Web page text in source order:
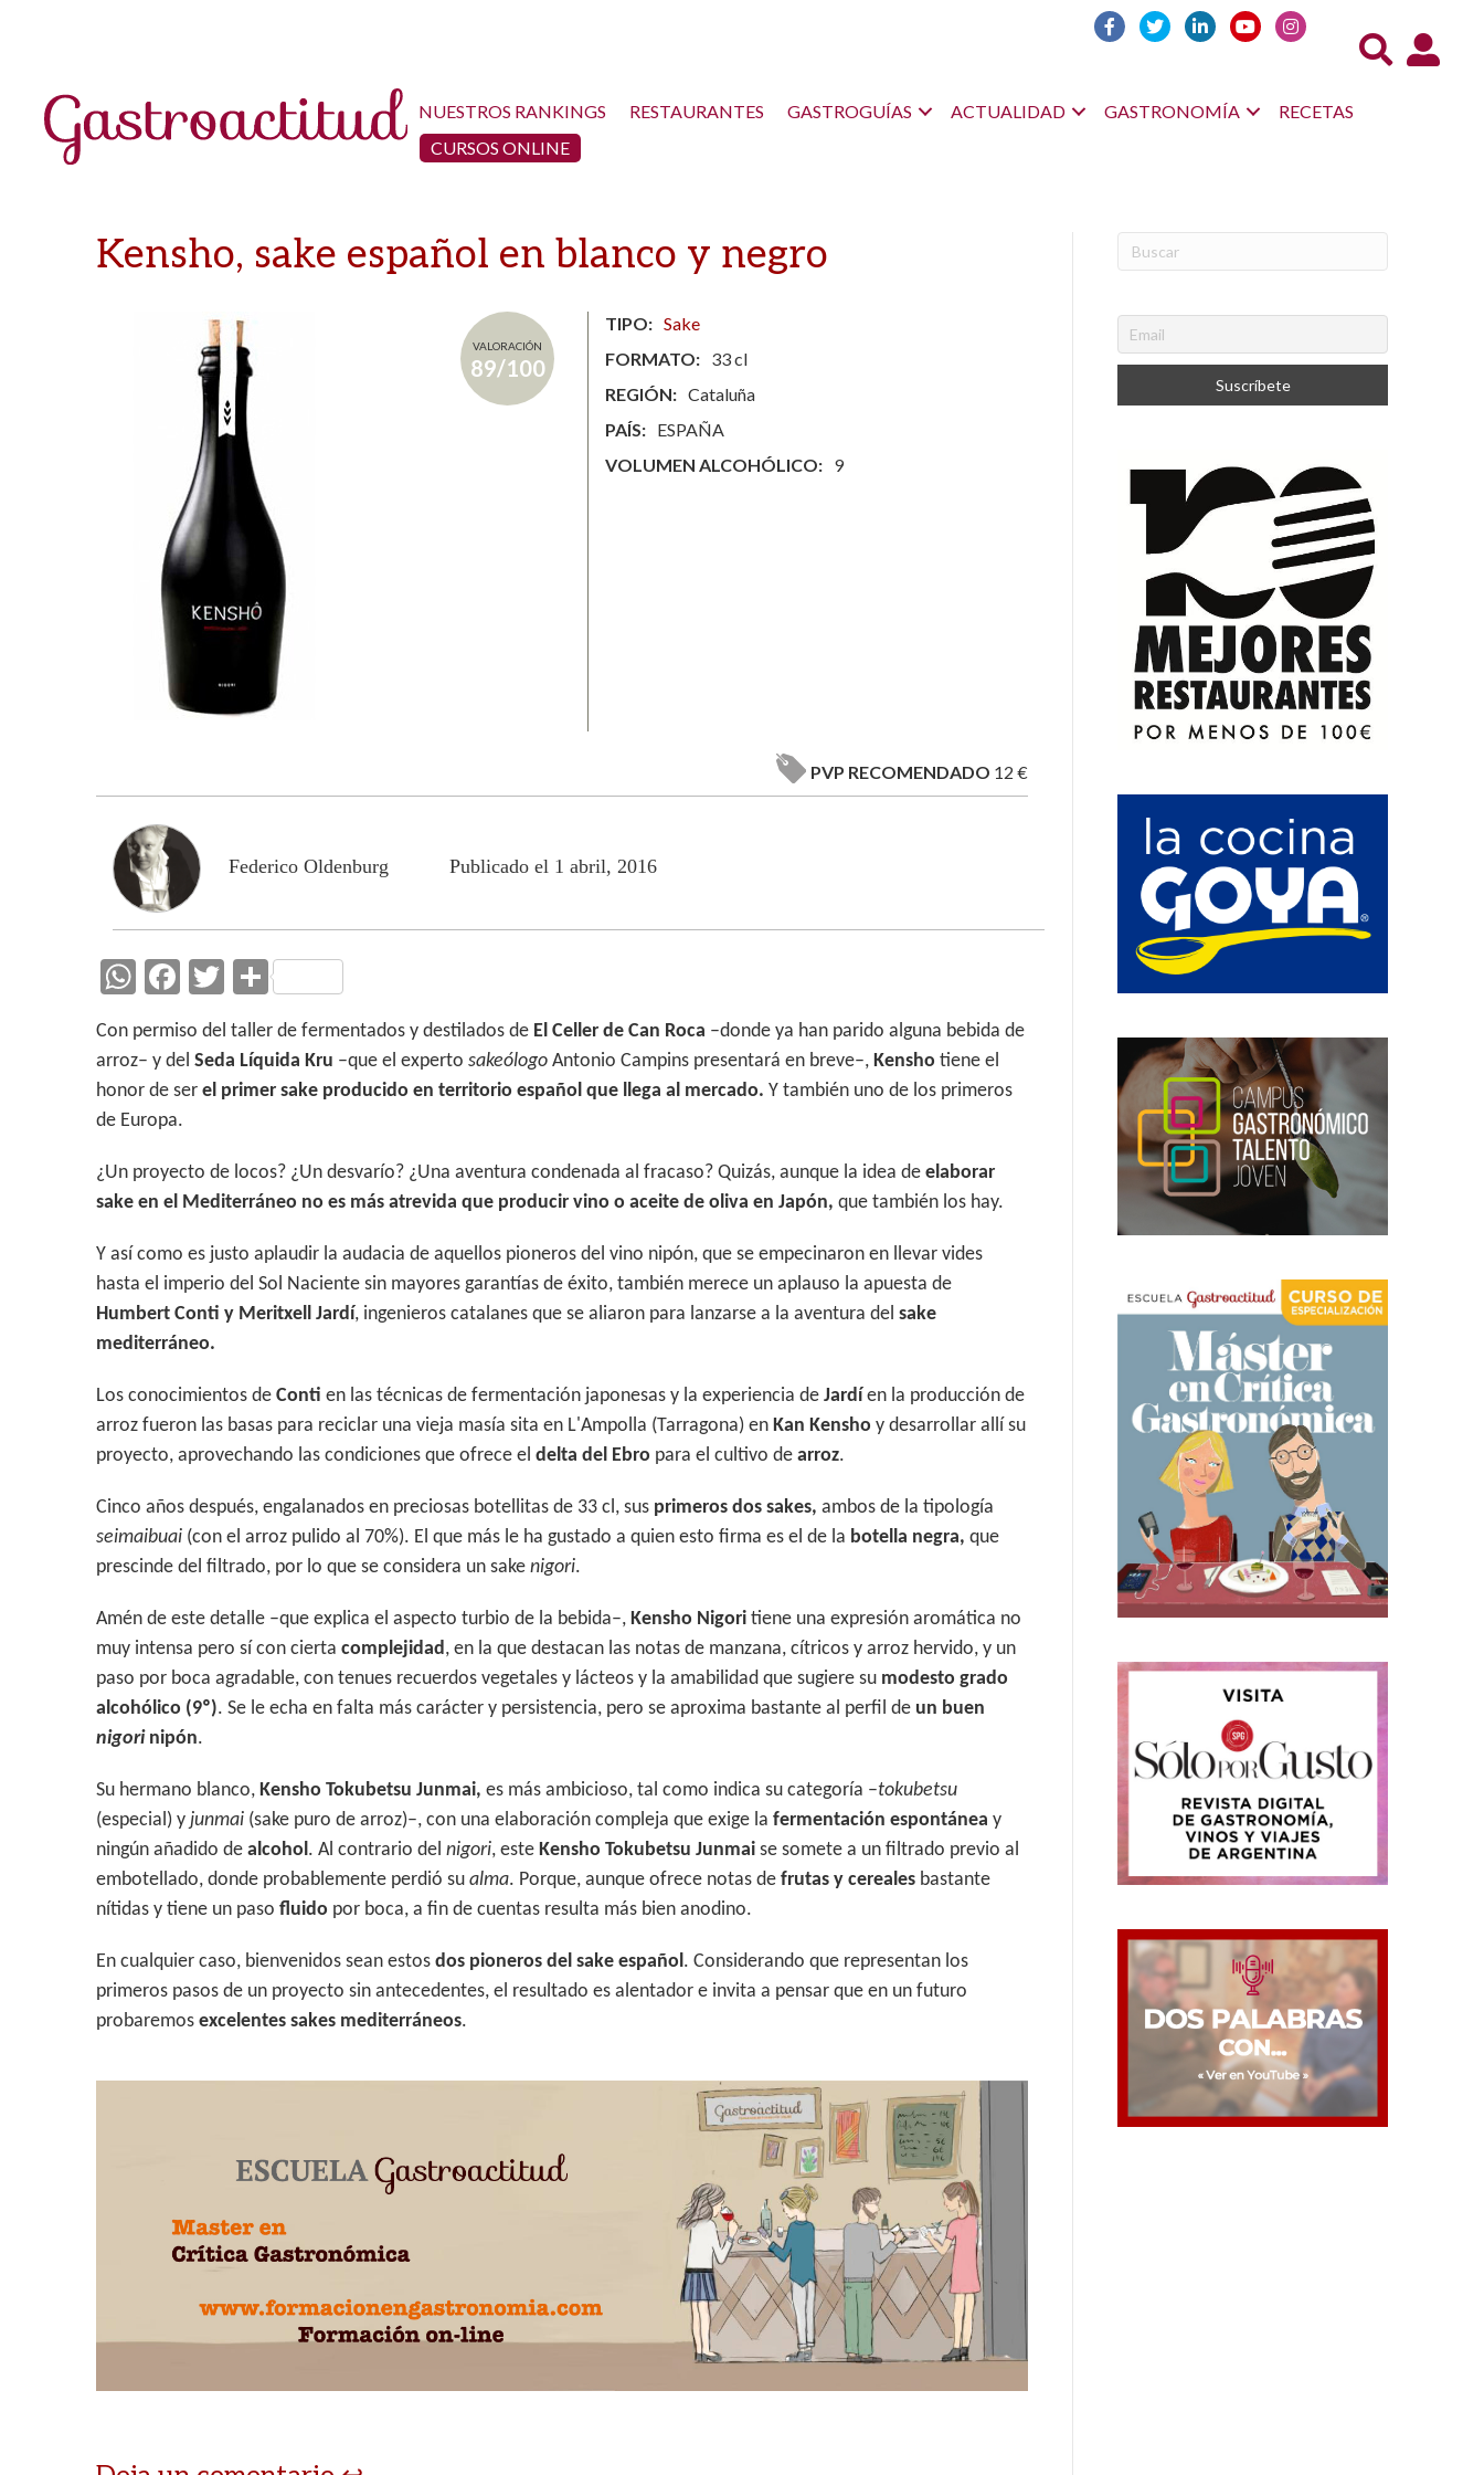
Acceso
NUESTROS RANKINGS RESTAURANTES GASTROGUÍAS ACTUALIDAD GASTRONOMÍA
RECETAS
CURSOS ONLINE
Kensho, sake español en blanco y negro
VALORACIÓN
89/100
TIPO
Sake
FORMATO
33 cl
REGIÓN
Cataluña
PAÍS
ESPAÑA
VOLUMEN ALCOHÓLICO
9
PVP RECOMENDADO 12 €
Federico Oldenburg Publicado el 1 abril, 2016
W
at
s
A
p
F
ac
e
b
o
k
T
w
itt
er
C
o
m
p
ti
r
Con permiso del taller de fermentados y destilados de El Celler de Can Roca –donde ya han parido alguna bebida de
arroz– y del Seda Líquida Kru –que el experto sakeólogo Antonio Campins presentará en breve–, Kensho tiene el
honor de ser el primer sake producido en territorio español que llega al mercado. Y también uno de los primeros
de Europa.
¿Un proyecto de locos? ¿Un desvarío? ¿Una aventura condenada al fracaso? Quizás, aunque la idea de elaborar
sake en el Mediterráneo no es más atrevida que producir vino o aceite de oliva en Japón, que también los hay.
Y así como es justo aplaudir la audacia de aquellos pioneros del vino nipón, que se empecinaron en llevar vides
hasta el imperio del Sol Naciente sin mayores garantías de éxito, también merece un aplauso la apuesta de
Humbert Conti y Meritxell Jardí, ingenieros catalanes que se aliaron para lanzarse a la aventura del sake
mediterráneo.
Los conocimientos de Conti en las técnicas de fermentación japonesas y la experiencia de Jardíen la producción de
arroz fueron las basas para reciclar una vieja masía sita en L'Ampolla (Tarragona) en Kan Kensho y desarrollar allí su
proyecto, aprovechando las condiciones que ofrece el delta del Ebro para el cultivo de arroz.
Cinco años después, engalanados en preciosas botellitas de 33 cl, sus primeros dos sakes, ambos de la tipología
seimaibuai (con el arroz pulido al 70%). El que más le ha gustado a quien esto firma es el de la botella negra, que
prescinde del filtrado, por lo que se considera un sake nigori.
Amén de este detalle –que explica el aspecto turbio de la bebida–, Kensho Nigori tiene una expresión aromática no
muy intensa pero sí con cierta complejidad, en la que destacan las notas de manzana, cítricos y arroz hervido, y un
paso por boca agradable, con tenues recuerdos vegetales y lácteos y la amabilidad que sugiere su modesto grado
alcohólico (9º). Se le echa en falta más carácter y persistencia, pero se aproxima bastante al perfil de un buen
nigorinipón.
Su hermano blanco, Kensho Tokubetsu Junmai, es más ambicioso, tal como indica su categoría –tokubetsu
(especial) y junmai (sake puro de arroz)–, con una elaboración compleja que exige la fermentación espontánea y
ningún añadido de alcohol. Al contrario del nigori, este Kensho Tokubetsu Junmai se somete a un filtrado previo al
embotellado, donde probablemente perdió su alma. Porque, aunque ofrece notas de frutas y cereales bastante
nítidas y tiene un paso fluido por boca, a fin de cuentas resulta más bien anodino.
En cualquier caso, bienvenidos sean estos dos pioneros del sake español. Considerando que representan los
primeros pasos de un proyecto sin antecedentes, el resultado es alentador e invita a pensar que en un futuro
probaremos excelentes sakes mediterráneos.